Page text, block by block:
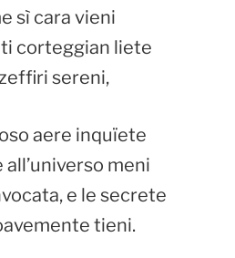
sì cara vieni
ti corteggian liete
sereni,
aere inquïete
meni
e le secrete
tieni.